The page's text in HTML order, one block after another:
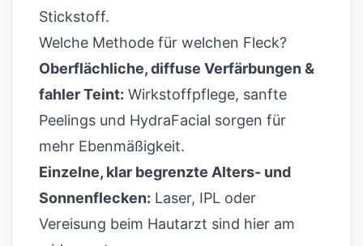
Stickstoff.
Welche Methode für welchen Fleck?
Oberflächliche, diffuse Verfärbungen &
fahler Teint: Wirkstoffpflege, sanfte
Peelings und HydraFacial sorgen für
mehr Ebenmäßigkeit.
Einzelne, klar begrenzte Alters- und
Sonnenflecken: Laser, IPL oder
Vereisung beim Hautarzt sind hier am